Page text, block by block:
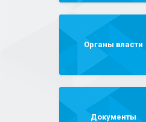
Органы власти
Документы